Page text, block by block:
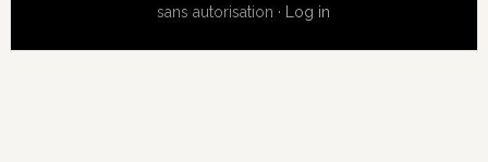
sans autorisation ·
Log in